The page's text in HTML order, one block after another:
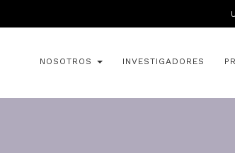
NOSOTROS INVESTIGADORES